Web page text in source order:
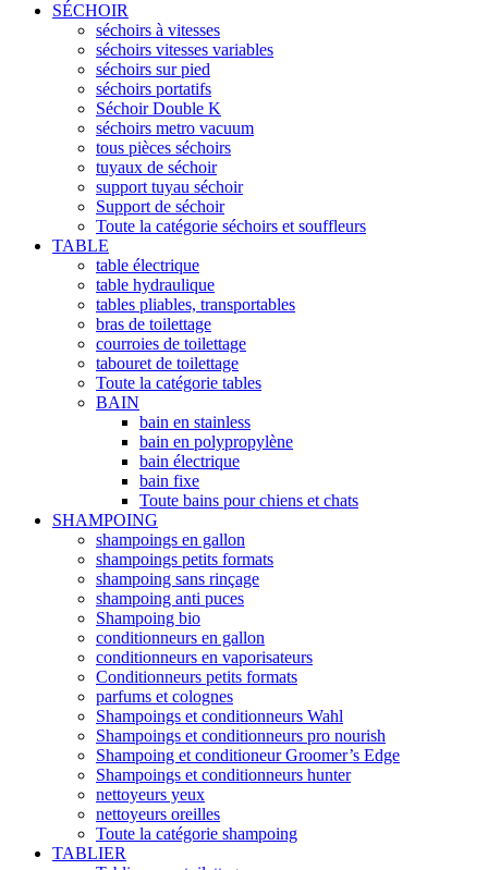
SÉCHOIR
séchoirs à vitesses
séchoirs vitesses variables
séchoirs sur pied
séchoirs portatifs
Séchoir Double K
séchoirs metro vacuum
tous pièces séchoirs
tuyaux de séchoir
support tuyau séchoir
Support de séchoir
Toute la catégorie séchoirs et souffleurs
TABLE
table électrique
table hydraulique
tables pliables, transportables
bras de toilettage
courroies de toilettage
tabouret de toilettage
Toute la catégorie tables
BAIN
bain en stainless
bain en polypropylène
bain électrique
bain fixe
Toute bains pour chiens et chats
SHAMPOING
shampoings en gallon
shampoings petits formats
shampoing sans rinçage
shampoing anti puces
Shampoing bio
conditionneurs en gallon
conditionneurs en vaporisateurs
Conditionneurs petits formats
parfums et colognes
Shampoings et conditionneurs Wahl
Shampoings et conditionneurs pro nourish
Shampoing et conditioneur Groomer’s Edge
Shampoings et conditionneurs hunter
nettoyeurs yeux
nettoyeurs oreilles
Toute la catégorie shampoing
TABLIER